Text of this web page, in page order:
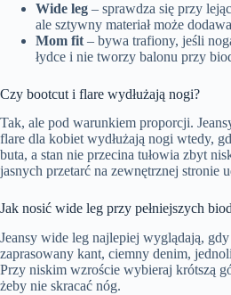
Wide leg – sprawdza się przy
ale sztywny materiał może
Mom fit – bywa trafiony, jeśli
łydce i nie tworzy balonu przy
Czy bootcut i flare wydłużają nogi?
Tak, ale pod warunkiem proporcji.
flare dla kobiet wydłużają nogi wtedy,
buta, a stan nie przecina tułowia zbyt
jasnych przetarć na zewnętrznej stronie
Jak nosić wide leg przy pełniejszych
Jeansy wide leg najlepiej wyglądają,
zaprasowany kant, ciemny denim,
Przy niskim wzroście wybieraj krótszą
żeby nie skracać nóg.